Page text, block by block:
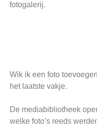
fotogalerij.
Wik ik een foto
het laatste vakje.
De mediabibliotheek
welke foto’s reeds